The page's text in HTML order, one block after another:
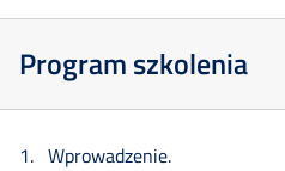
Program szkolenia
Wprowadzenie.